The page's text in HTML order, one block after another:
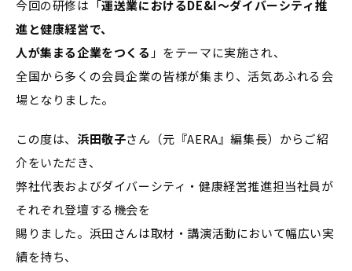
今回の研修は「運送業におけるDE&I〜ダイバーシティ推
進と健康経営で、
人が集まる企業をつくる 」をテーマに実施され、
全国から多くの会員企業の皆様が集まり、活気あふれる会
場となりました。
この度は、 浜田敬子さん（元『AERA』編集長）からご紹
介をいただき、
弊社代表およびダイバーシティ・健康経営推進担当社員が
それぞれ登壇する機会を
賜りました。浜田さんは取材・講演活動において幅広い実
績を持ち、